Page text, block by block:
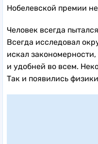
Нобелевской премии
Человек всегда
Всегда исследовал
искал
и удобней во всем.
Так и появились